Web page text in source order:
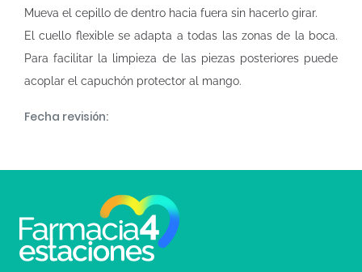
Mueva el cepillo de dentro hacia fuera sin hacerlo girar.
El cuello flexible se adapta a todas las zonas de la boca.
Para facilitar la limpieza de las piezas posteriores puede
acoplar el capuchón protector al mango.
Fecha revisión: